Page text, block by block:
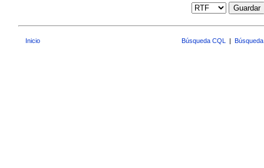
Guardar
Inicio Búsqueda CQL